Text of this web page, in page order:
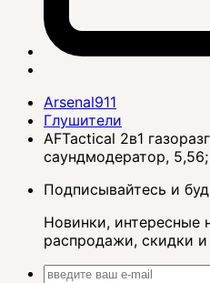
Arsenal911
Глушители
AFTactical 2в1
саундмодератор, 5,56;
Подписывайтесь и
Новинки, интересные
распродажи, скидки